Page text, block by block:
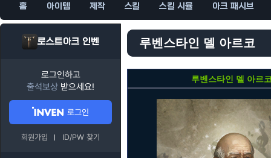
홈 아이템 제작 스킬 스킬 시뮬 아크 패시브
로스트아크 인벤
로그인하고
출석보상 받으세요!
로그인
회원가입 ID/PW 찾기
루벤스타인 델 아르코
루벤스타인 델 아르